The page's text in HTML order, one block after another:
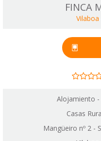
FINCA
Vilaboa
Alojamiento -
Casas
Mangüeiro nº 2 -